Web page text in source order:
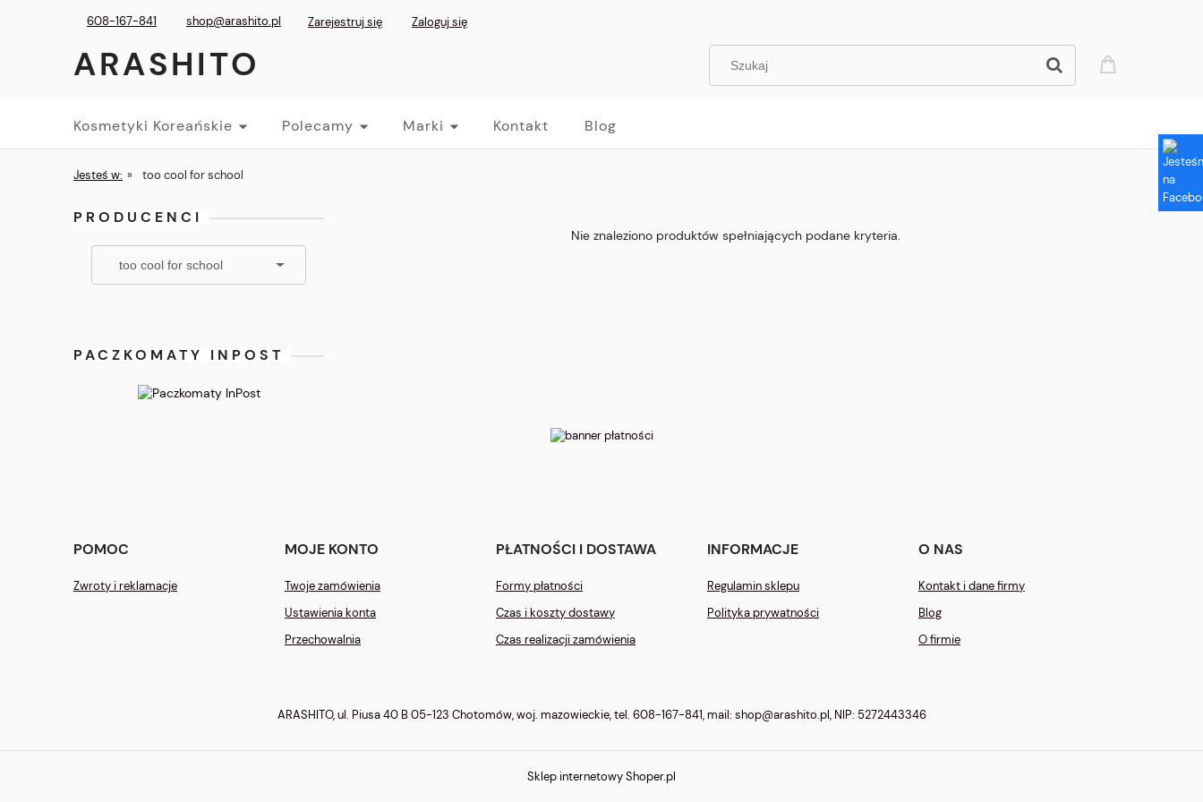
608-167-841 shop@arashito.pl Zarejestruj się Zaloguj się
ARASHITO
Kosmetyki Koreańskie Polecamy Marki Kontakt Blog
Jesteś w: » too cool for school
PRODUCENCI
PACZKOMATY INPOST
Nie znaleziono produktów spełniających podane kryteria.
POMOC
Zwroty i reklamacje
MOJE KONTO
Twoje zamówienia
Ustawienia konta
Przechowalnia
PŁATNOŚCI I DOSTAWA
Formy płatności
Czas i koszty dostawy
Czas realizacji zamówienia
INFORMACJE
Regulamin sklepu
Polityka prywatności
O NAS
Kontakt i dane firmy
Blog
O firmie
ARASHITO, ul. Piusa 40 B 05-123 Chotomów, woj. mazowieckie, tel. 608-167-841, mail: shop@arashito.pl, NIP: 5272443346
Sklep internetowy Shoper.pl